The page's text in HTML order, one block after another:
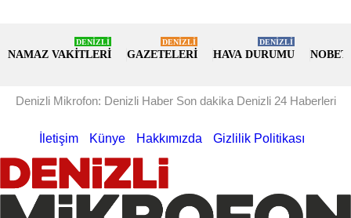
NAMAZ VAKİTLERİ
DENİZLİ
GAZETELERİ
DENİZLİ
HAVA DURUMU
DENİZLİ
Denizli Mikrofon: Denizli Haber Son dakika Denizli 24 Haberleri
İletişim Künye Hakkımızda Gizlilik Politikası